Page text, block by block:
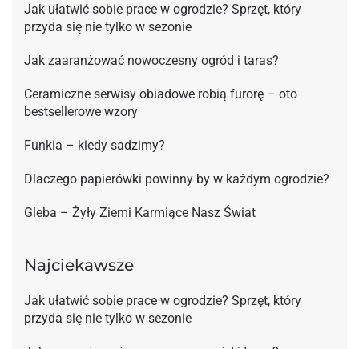
Jak ułatwić sobie prace w ogrodzie? Sprzęt, który
przyda się nie tylko w sezonie
Jak zaaranżować nowoczesny ogród i taras?
Ceramiczne serwisy obiadowe robią furorę – oto
bestsellerowe wzory
Funkia – kiedy sadzimy?
Dlaczego papierówki powinny by w każdym ogrodzie?
Gleba – Żyły Ziemi Karmiące Nasz Świat
Najciekawsze
Jak ułatwić sobie prace w ogrodzie? Sprzęt, który
przyda się nie tylko w sezonie